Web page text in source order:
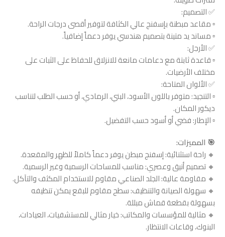
✅ التصميم:
▫ مقاعد مبطنة بإسفنج عالي الكثافة لتوفير أقصى درجات الراحة.
▫ مساند يد متينة بتصميم هندسي يوفر دعماً إضافياً.
✅ الأرجل:
▫ قاعدة ثابتة مع دعامات مانعة للانزلاق للحفاظ على الثبات على
مختلف الأرضيات.
✅ الألوان المتاحة:
▫ التنجيد: متوفر باللون الأسود، البني، الرمادي، أو حسب الطلب لتناسب
ديكور المكان.
▫ الإطار: فضي أو أسود حسب التفضيل.
🎯 المميزات:
🔸 راحة استثنائية: إسفنج مبطن يوفر دعماً كاملاً للظهر والمقعدة.
🔸 تصميم أنيق وعصري: مناسب للمساحات الرسمية وغير الرسمية.
🔸 مقاومة عالية: الجلد الصناعي مقاوم للاستخدام المكثف والتآكل.
🔸 سهولة الصيانة والتنظيف: سطح مقاوم للبقع يمكن تنظيفه
بسهولة بقطعة قماش مبللة.
🔸 مثالية للمؤسسات والمكاتب: خيار مثالي للمستشفيات، العيادات،
البنوك، وقاعات الانتظار.